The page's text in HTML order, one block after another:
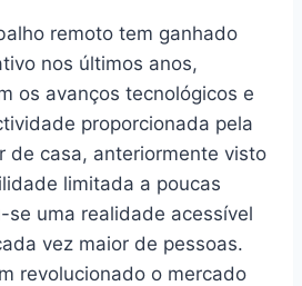
remoto tem ganhado
nos últimos anos,
os avanços tecnológicos e
proporcionada pela
de casa, anteriormente visto
limitada a poucas
se uma realidade acessível
vez maior de pessoas.
revolucionado o mercado